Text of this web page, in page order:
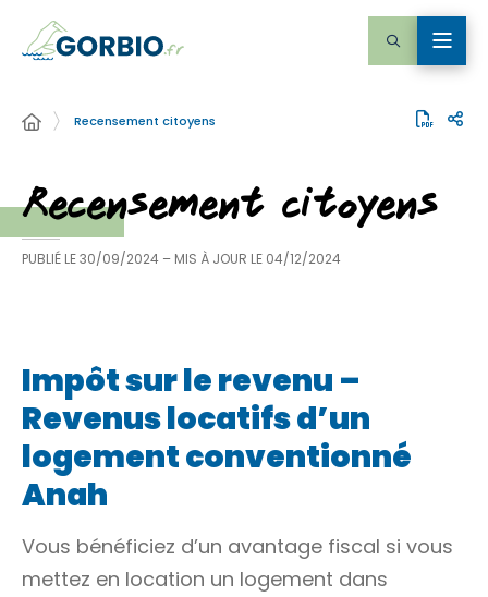
Recensement citoyens
Recensement citoyens
PUBLIÉ LE30/09/2024 – MIS À JOUR LE 04/12/2024
Impôt sur le revenu –
Revenus locatifs d’un
logement conventionné
Anah
Vous bénéficiez d’un avantage fiscal si vous
mettez en location un logement dans